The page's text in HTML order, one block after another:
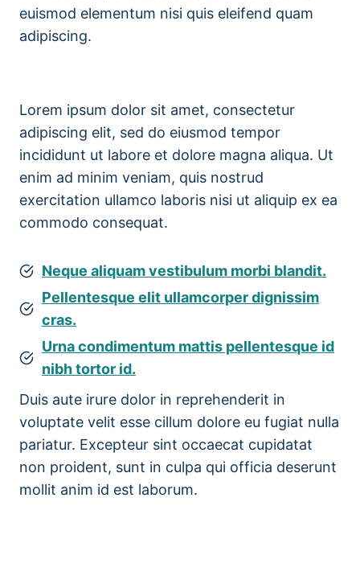
euismod elementum nisi quis eleifend quam
adipiscing.
Lorem ipsum dolor sit amet, consectetur
adipiscing elit, sed do eiusmod tempor
incididunt ut labore et dolore magna aliqua. Ut
enim ad minim veniam, quis nostrud
exercitation ullamco laboris nisi ut aliquip ex ea
commodo consequat.
Neque aliquam vestibulum morbi blandit.
Pellentesque elit ullamcorper dignissim
cras.
Urna condimentum mattis pellentesque id
nibh tortor id.
Duis aute irure dolor in reprehenderit in
voluptate velit esse cillum dolore eu fugiat nulla
pariatur. Excepteur sint occaecat cupidatat
non proident, sunt in culpa qui officia deserunt
mollit anim id est laborum.